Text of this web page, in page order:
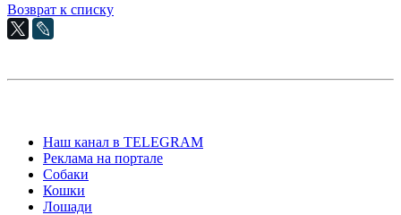
Возврат к списку
Наш канал в TELEGRAM
Реклама на портале
Собаки
Кошки
Лошади